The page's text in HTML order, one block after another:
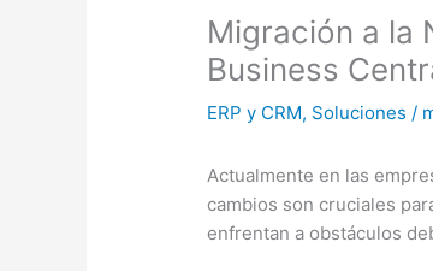
Migración a la
Business
ERP y CRM, Soluciones /
Actualmente en las
cambios son cruciales
enfrentan a obstáculos